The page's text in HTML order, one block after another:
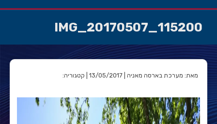
IMG_20170507_115200
מאת: מערכת בארסה מאניה | 13/05/2017 | קטגוריה: